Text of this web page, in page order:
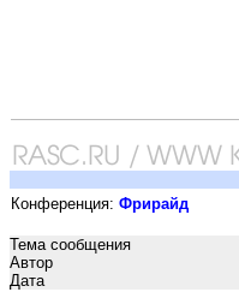
Конференция: Фрирайд
Тема сообщения
Автор
Дата